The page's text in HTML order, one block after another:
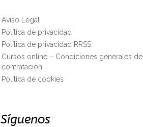
Aviso Legal
Política de privacidad
Política de privacidad RRSS
Cursos online – Condiciones generales de
contratación
Política de cookies
Síguenos